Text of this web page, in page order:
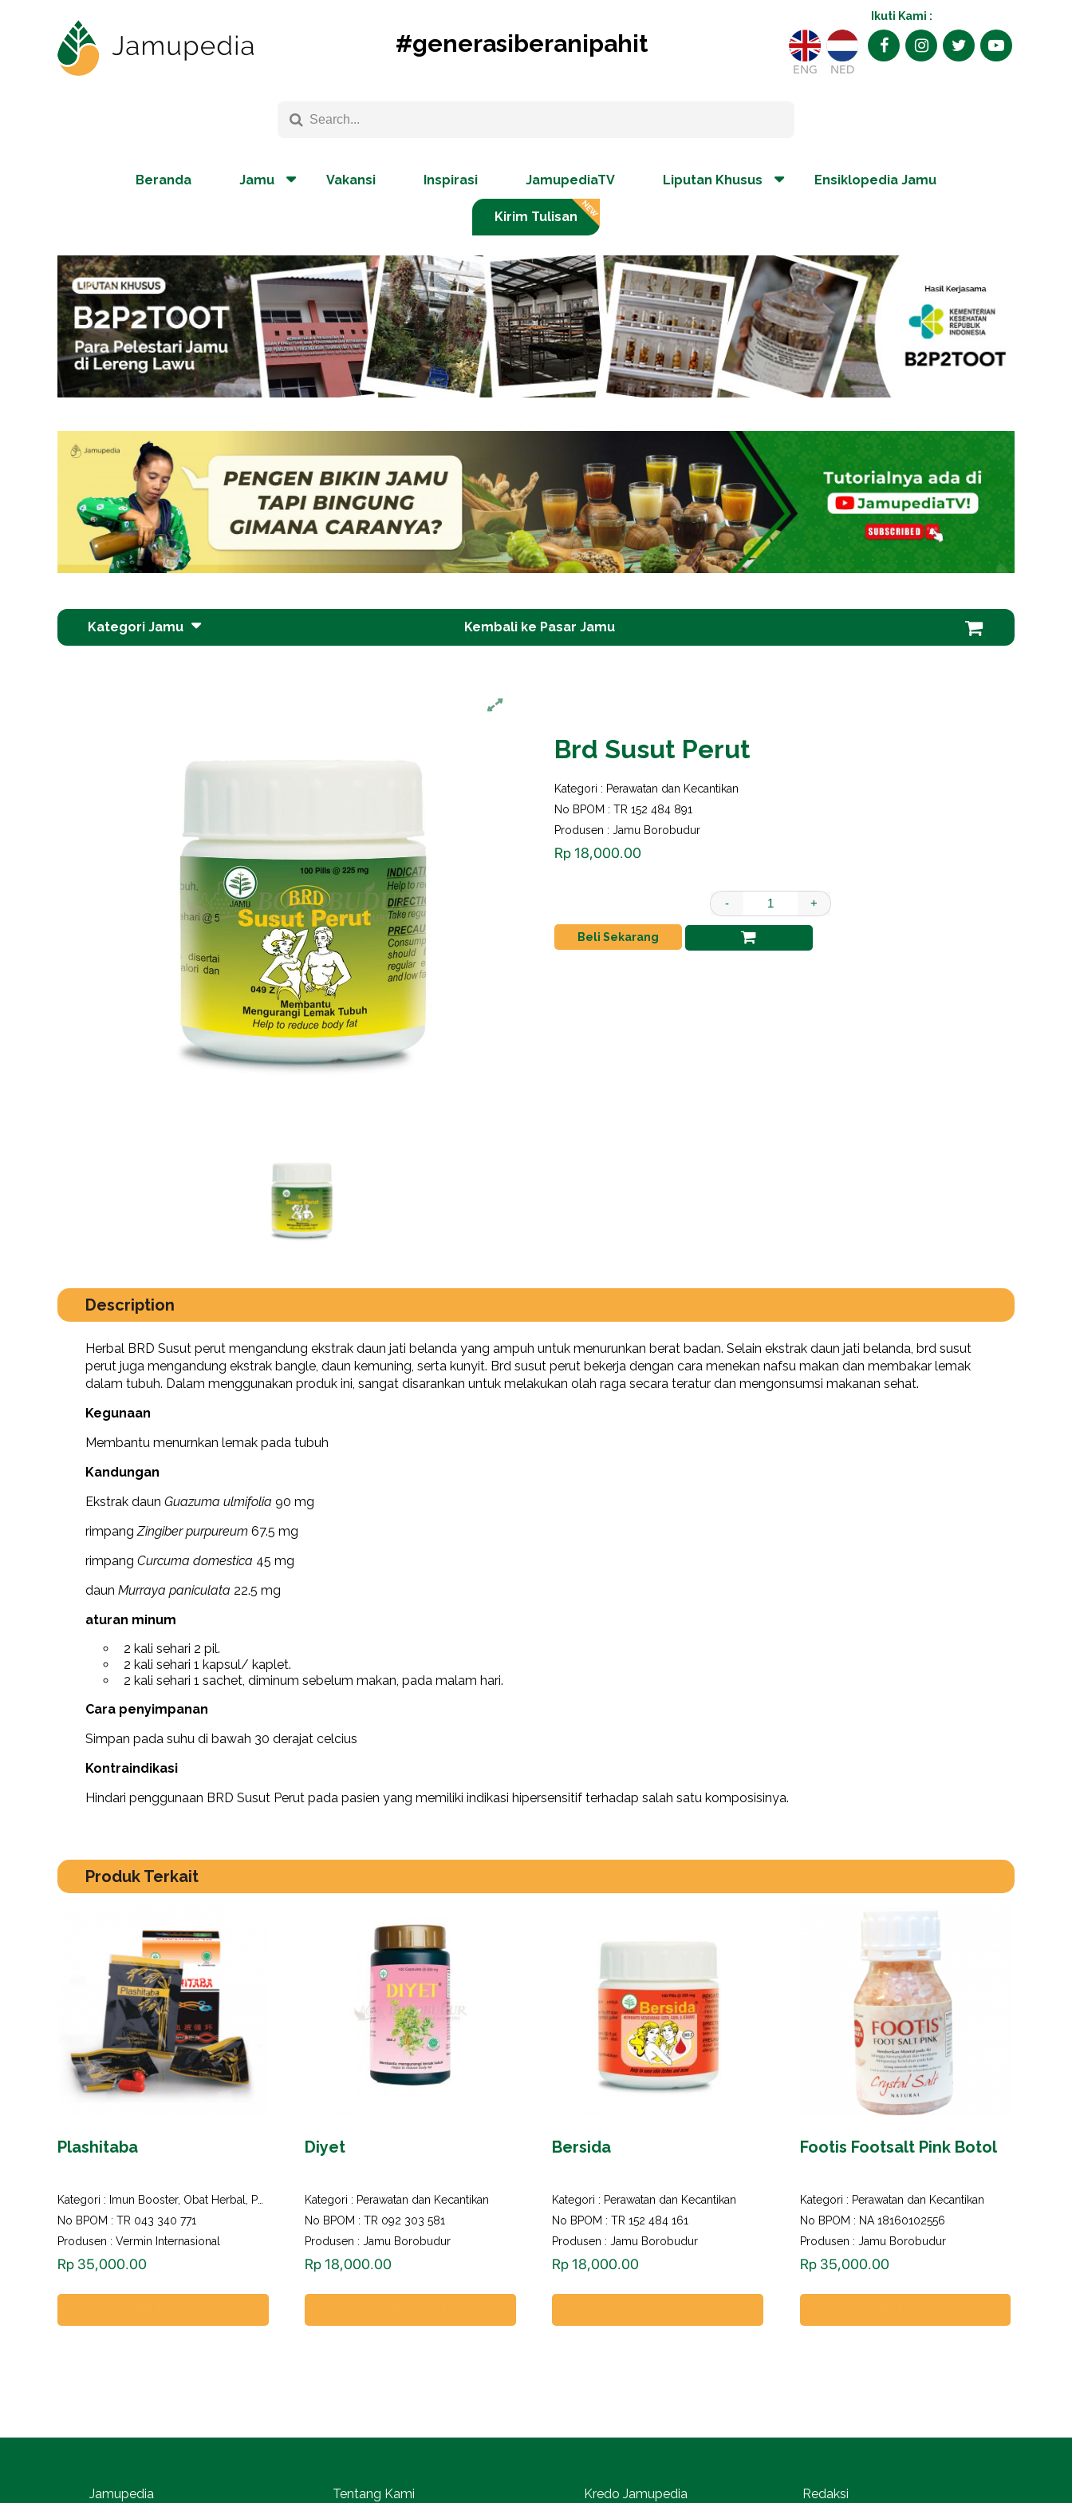
#generasiberanipahit
Ikuti Kami :
ENG NED
Beranda Jamu Vakansi Inspirasi JamupediaTV Liputan Khusus Ensiklopedia Jamu
Kirim Tulisan
Kategori Jamu Kembali ke Pasar Jamu
Brd Susut Perut
Kategori : Perawatan dan Kecantikan
No BPOM : TR 152 484 891
Produsen : Jamu Borobudur
Rp 18,000.00
Brd Susut Perut quantity
- +
Beli Sekarang
Description
Herbal BRD Susut perut mengandung ekstrak daun jati belanda yang ampuh untuk menurunkan berat badan. Selain ekstrak daun jati belanda, brd susut
perut juga mengandung ekstrak bangle, daun kemuning, serta kunyit. Brd susut perut bekerja dengan cara menekan nafsu makan dan membakar lemak
dalam tubuh. Dalam menggunakan produk ini, sangat disarankan untuk melakukan olah raga secara teratur dan mengonsumsi makanan sehat.
Kegunaan
Membantu menurnkan lemak pada tubuh
Kandungan
Ekstrak daun Guazuma ulmifolia 90 mg
rimpang Zingiber purpureum 67.5 mg
rimpang Curcuma domestica 45 mg
daun Murraya paniculata 22.5 mg
aturan minum
2 kali sehari 2 pil.
2 kali sehari 1 kapsul/ kaplet.
2 kali sehari 1 sachet, diminum sebelum makan, pada malam hari.
Cara penyimpanan
Simpan pada suhu di bawah 30 derajat celcius
Kontraindikasi
Hindari penggunaan BRD Susut Perut pada pasien yang memiliki indikasi hipersensitif terhadap salah satu komposisinya.
Produk Terkait
Plashitaba
Kategori : Imun Booster, Obat Herbal, Perawatan dan Kecantikan
No BPOM : TR 043 340 771
Produsen : Vermin Internasional
Rp 35,000.00
Diyet
Kategori : Perawatan dan Kecantikan
No BPOM : TR 092 303 581
Produsen : Jamu Borobudur
Rp18,000.00
Bersida
Kategori : Perawatan dan Kecantikan
No BPOM : TR 152 484 161
Produsen : Jamu Borobudur
Rp 18,000.00
Footis Footsalt Pink Botol
Kategori : Perawatan dan Kecantikan
No BPOM : NA 18160102556
Produsen : Jamu Borobudur
Rp 35,000.00
Jamupedia Tentang Kami Kredo Jamupedia Redaksi